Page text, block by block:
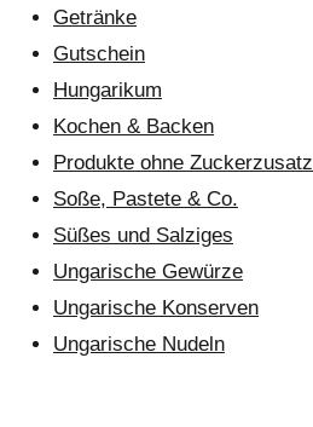
Getränke
Gutschein
Hungarikum
Kochen & Backen
Produkte ohne Zuckerzusatz
Soße, Pastete & Co.
Süßes und Salziges
Ungarische Gewürze
Ungarische Konserven
Ungarische Nudeln